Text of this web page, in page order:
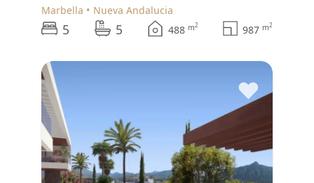
Marbella
Nueva Andalucia
5 5 488 m2 987 m2
♥